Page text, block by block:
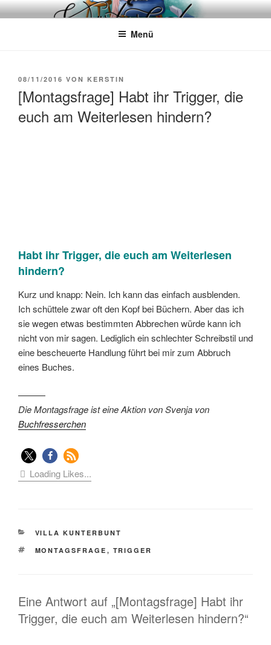
Zum
InhaltWÖRTERKATZE
Von Büchern erzählen
Menü
VERÖFFENTLICHT
08/11/2016 VON KERSTIN
[Montagsfrage] Habt ihr Trigger, die
euch am Weiterlesen hindern?
Habt ihr Trigger, die euch am Weiterlesen
hindern?
Kurz und knapp: Nein. Ich kann das einfach ausblenden.
Ich schüttele zwar oft den Kopf bei Büchern. Aber das ich
sie wegen etwas bestimmten Abbrechen würde kann ich
nicht von mir sagen. Lediglich ein schlechter Schreibstil und
eine bescheuerte Handlung führt bei mir zum Abbruch
eines Buches.
———
Die Montagsfrage ist eine Aktion von Svenja von
Buchfresserchen
Loading Likes...
KATEGORIEN
VILLA KUNTERBUNT
SCHLAGWÖRTER
MONTAGSFRAGE , TRIGGER
Eine Antwort auf „[Montagsfrage] Habt ihr
Trigger, die euch am Weiterlesen hindern?“